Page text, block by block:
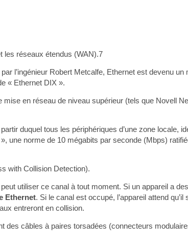
les réseaux étendus (WAN).7
l’ingénieur Robert Metcalfe, Ethernet est devenu
« Ethernet DIX ».
en réseau de niveau supérieur (tels que Novell
duquel tous les périphériques d’une zone locale,
une norme de 10 mégabits par seconde (Mbps)
with Collision Detection).
utiliser ce canal à tout moment. Si un appareil a
Ethernet. Si le canal est occupé, l’appareil attend
entreront en collision.
des câbles à paires torsadées (connecteurs